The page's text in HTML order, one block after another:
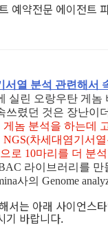
예약전문 에이전트
서열 분석 관련해서
실린 오랑우탄 게놈
쓰렸던 것은 장난이
놈 분석을 하는데
차세대염기서열
으로 10마리를 더 분
라이브러리를
사의 Genome
서는 아래 사이언스
기 바랍니다.